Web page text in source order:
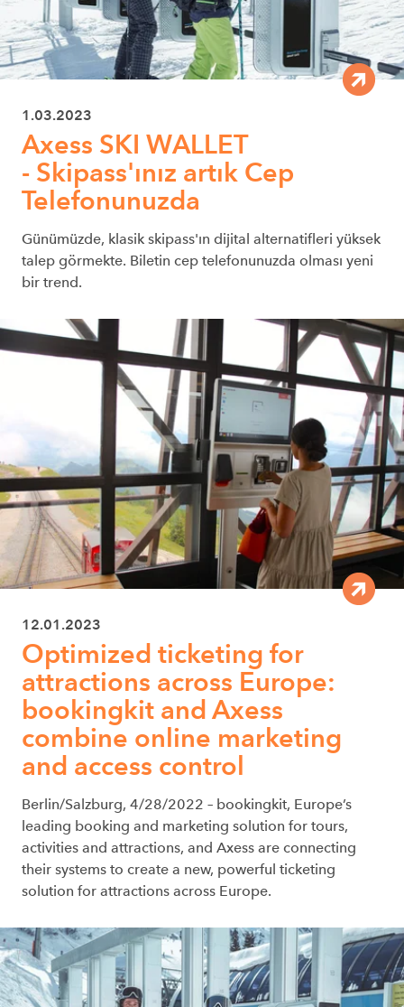
1.03.2023
Axess SKI WALLET
- Skipass'ınız artık Cep
Telefonunuzda
Günümüzde, klasik skipass'ın dijital alternatifleri yüksek
talep görmekte. Biletin cep telefonunuzda olması yeni
bir trend.
12.01.2023
Optimized ticketing for
attractions across Europe:
bookingkit and Axess
combine online marketing
and access control
Berlin/Salzburg, 4/28/2022 – bookingkit, Europe’s
leading booking and marketing solution for tours,
activities and attractions, and Axess are connecting
their systems to create a new, powerful ticketing
solution for attractions across Europe.